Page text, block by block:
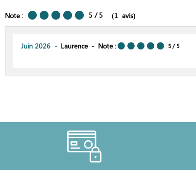
Note : 5 / 5 (1 avis)
Juin 2026 Laurence Note : 5 / 5